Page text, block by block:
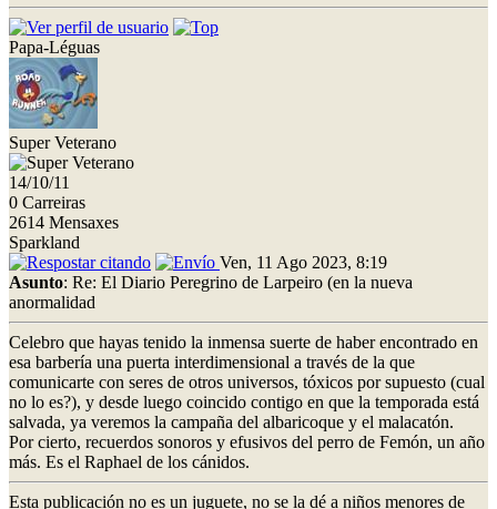
Papa-Léguas
Super Veterano
14/10/11
0 Carreiras
2614 Mensaxes
Sparkland
Ven, 11 Ago 2023, 8:19
Asunto: Re: El Diario Peregrino de Larpeiro (en la nueva
anormalidad
Celebro que hayas tenido la inmensa suerte de haber encontrado en
esa barbería una puerta interdimensional a través de la que
comunicarte con seres de otros universos, tóxicos por supuesto (cual
no lo es?), y desde luego coincido contigo en que la temporada está
salvada, ya veremos la campaña del albaricoque y el malacatón.
Por cierto, recuerdos sonoros y efusivos del perro de Femón, un año
más. Es el Raphael de los cánidos.
Esta publicación no es un juguete, no se la dé a niños menores de